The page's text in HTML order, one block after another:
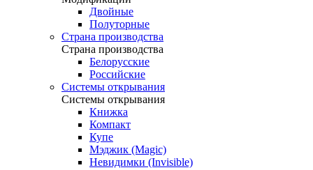
Двойные
Полуторные
Страна производства
Страна производства
Белорусские
Российские
Системы открывания
Системы открывания
Книжка
Компакт
Купе
Мэджик (Magic)
Невидимки (Invisible)